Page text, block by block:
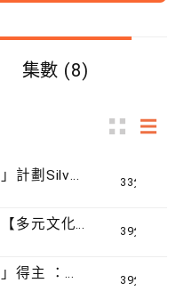
集數 (8)
33分鐘
生活存關愛 -「樂齡展耀通」計劃Silver Connect
39分鐘
生活存關愛 -基督教勵行會【多元文化匯館】計劃
39分鐘
生活存關愛 -社聯「至善獎」得主 ：「香港小童群益會 賽馬會「家自在」計劃 」